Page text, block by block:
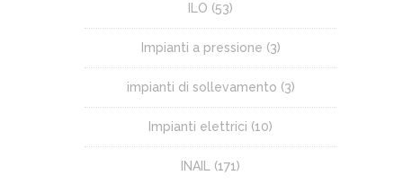
ILO (53)
Impianti a pressione (3)
impianti di sollevamento (3)
Impianti elettrici (10)
INAIL (171)